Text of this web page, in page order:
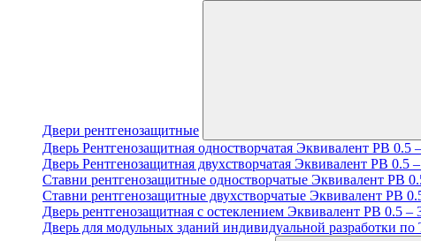
Двери рентгенозащитные
Дверь Рентгенозащитная одностворчатая Эквивалент PB 0.5
Дверь Рентгенозащитная двухстворчатая Эквивалент PB 0.5
Ставни рентгенозащитные одностворчатые Эквивалент PB
Ставни рентгенозащитные двухстворчатые Эквивалент PB
Дверь рентгенозащитная с остеклением Эквивалент PB 0.5 –
Дверь для модульных зданий индивидуальной разработки по